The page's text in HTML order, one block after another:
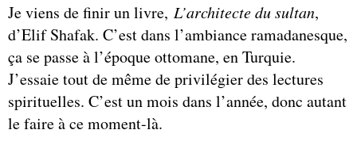
Je viens de finir un livre, L’architecte du sultan,
d’Elif Shafak. C’est dans l’ambiance ramadanesque,
ça se passe à l’époque ottomane, en Turquie.
J’essaie tout de même de privilégier des lectures
spirituelles. C’est un mois dans l’année, donc autant
le faire à ce moment-là.